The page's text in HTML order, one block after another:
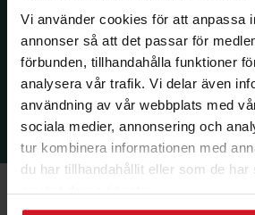
Vi använder cookies för att anpassa
annonser så att det passar för
förbunden, tillhandahålla funktioner
analysera vår trafik. Vi delar även
användning av vår webbplats med
sociala medier, annonsering och
tur kombinera informationen med
du har tillhandahållit eller som de
använt deras tjänster.